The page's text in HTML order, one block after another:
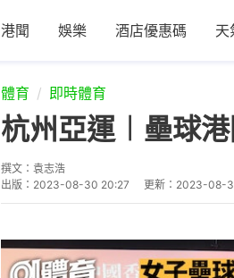
港聞 娛樂 酒店優惠碼 天
體育 即時體育
杭州亞運︱壘球
撰文： 袁志浩
出版： 2023-08-30 20:27 更新： 2023-08-